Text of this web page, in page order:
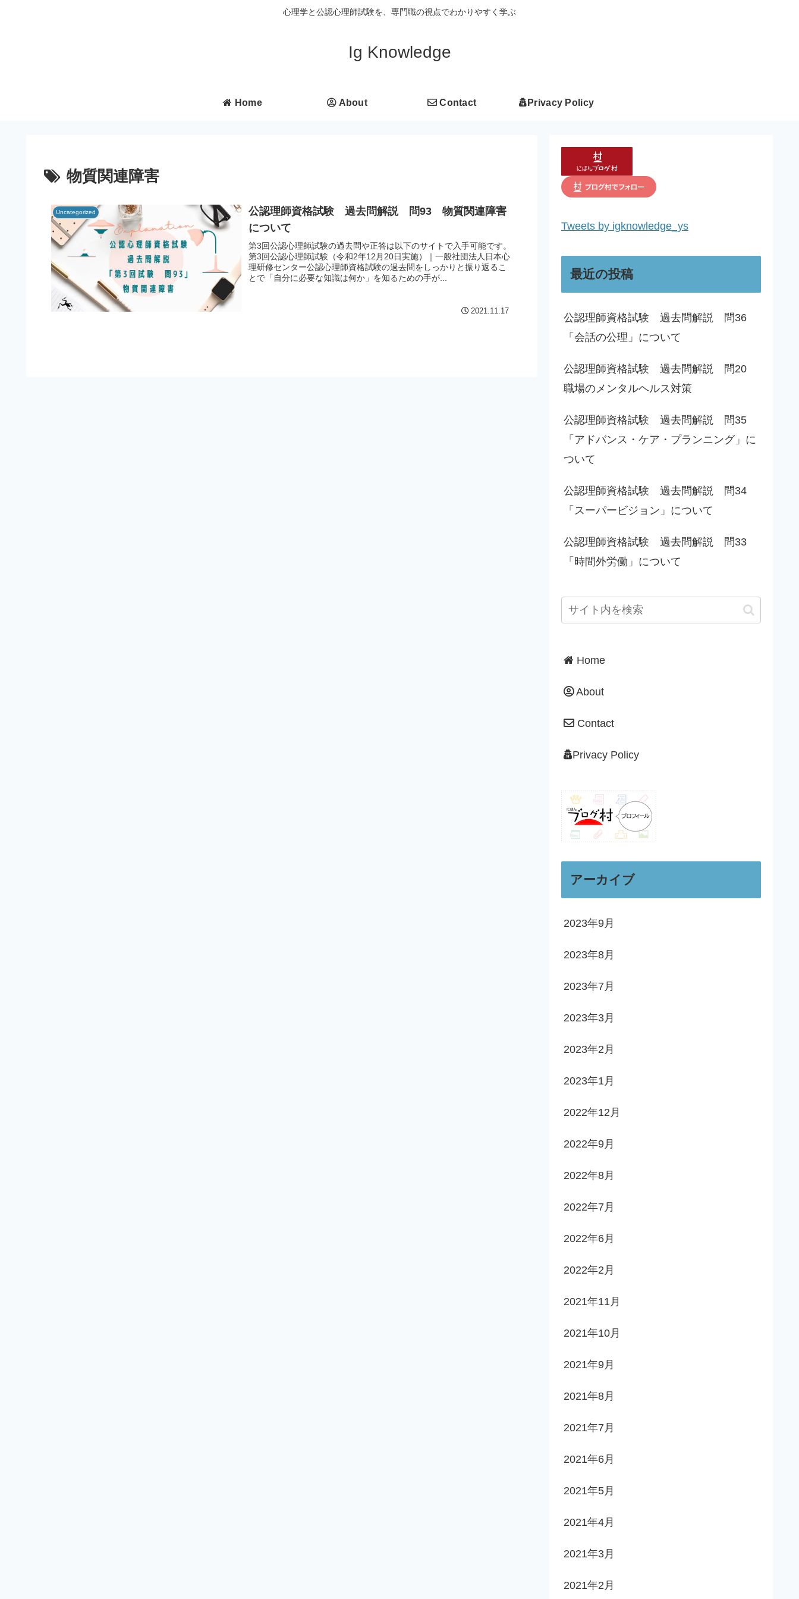
心理学と公認心理師試験を、専門職の視点でわかりやすく学ぶ
Ig Knowledge
Home About Contact Privacy Policy
物質関連障害
Uncategorized
公認理師資格試験 過去問解説 問93 物質関連障害
について
第3回公認心理師試験の過去問や正答は以下のサイトで入手可能です。
第3回公認心理師試験（令和2年12月20日実施）｜一般社団法人日本心
理研修センター公認心理師資格試験の過去問をしっかりと振り返るこ
とで「自分に必要な知識は何か」を知るための手が...
2021.11.17
Tweets by igknowledge_ys
最近の投稿
公認理師資格試験 過去問解説 問36
「会話の公理」について
公認理師資格試験 過去問解説 問20
職場のメンタルヘルス対策
公認理師資格試験 過去問解説 問35
「アドバンス・ケア・プランニング」に
ついて
公認理師資格試験 過去問解説 問34
「スーパービジョン」について
公認理師資格試験 過去問解説 問33
「時間外労働」について
Home
About
Contact
Privacy Policy
アーカイブ
2023年9月
2023年8月
2023年7月
2023年3月
2023年2月
2023年1月
2022年12月
2022年9月
2022年8月
2022年7月
2022年6月
2022年2月
2021年11月
2021年10月
2021年9月
2021年8月
2021年7月
2021年6月
2021年5月
2021年4月
2021年3月
2021年2月